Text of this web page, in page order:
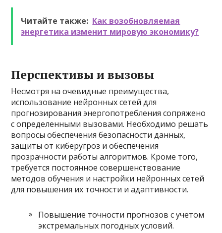
Читайте также: Как возобновляемая
энергетика изменит мировую экономику?
Перспективы и вызовы
Несмотря на очевидные преимущества,
использование нейронных сетей для
прогнозирования энергопотребления сопряжено
с определенными вызовами. Необходимо решать
вопросы обеспечения безопасности данных,
защиты от киберугроз и обеспечения
прозрачности работы алгоритмов. Кроме того,
требуется постоянное совершенствование
методов обучения и настройки нейронных сетей
для повышения их точности и адаптивности.
Повышение точности прогнозов с учетом
экстремальных погодных условий.